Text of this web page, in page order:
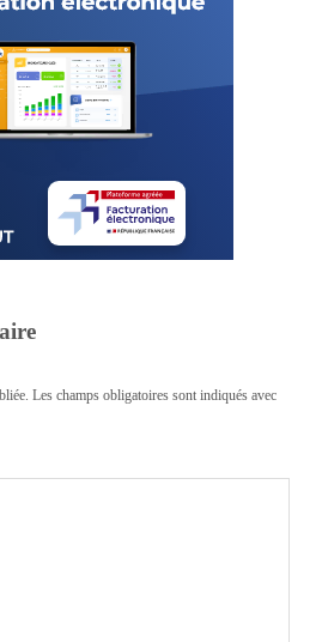
Les champs obligatoires sont indiqués avec